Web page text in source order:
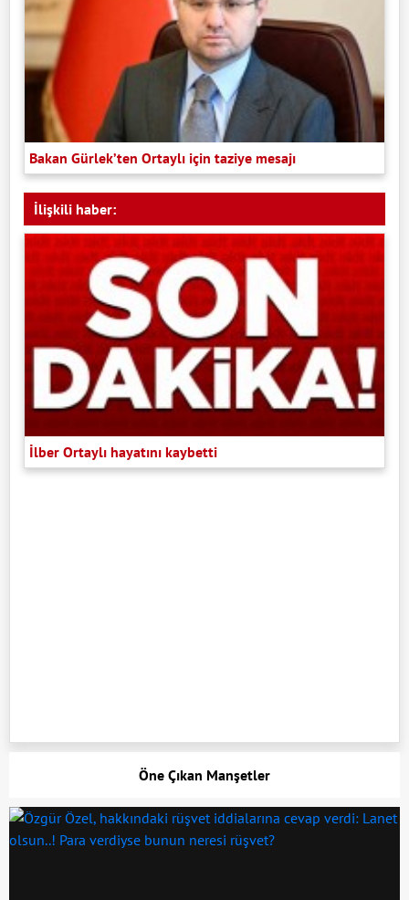
Bakan Gürlek’ten Ortaylı için taziye mesajı
İlişkili haber:
İlber Ortaylı hayatını kaybetti
Öne Çıkan Manşetler